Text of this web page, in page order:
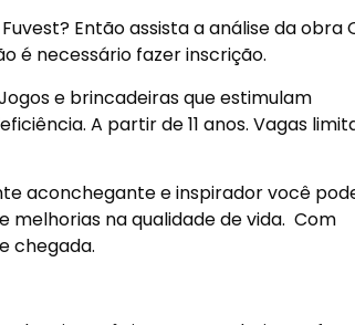
Então assista a análise da obra
é necessário fazer inscrição.
e brincadeiras que estimulam
A partir de 11 anos. Vagas
aconchegante e inspirador você
na qualidade de vida. Com
chegada.